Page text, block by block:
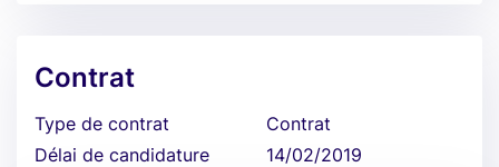
Contrat
Type de contrat
Contrat
Délai de candidature
14/02/2019